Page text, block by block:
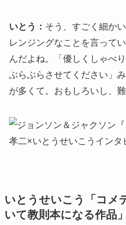
いとう： そう、すごく細か
レンジングなことを言って
んだよね。「優しくしゃべ
ぶらぶらさせてください」
が多くて。おもしろいし、難
いとうせいこう「コメ
いて教則本になる作品」